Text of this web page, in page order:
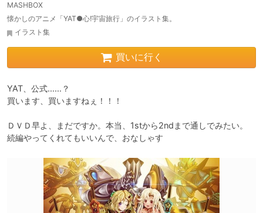
MASHBOX
懐かしのアニメ「YAT●心!宇宙旅行」のイラスト集。
イラスト集
買いに行く
YAT、公式……？
買います、買いますねぇ！！！
ＤＶＤ早よ、まだですか。本当、1stから2ndまで通しでみたい。
続編やってくれてもいいんで、おなしゃす